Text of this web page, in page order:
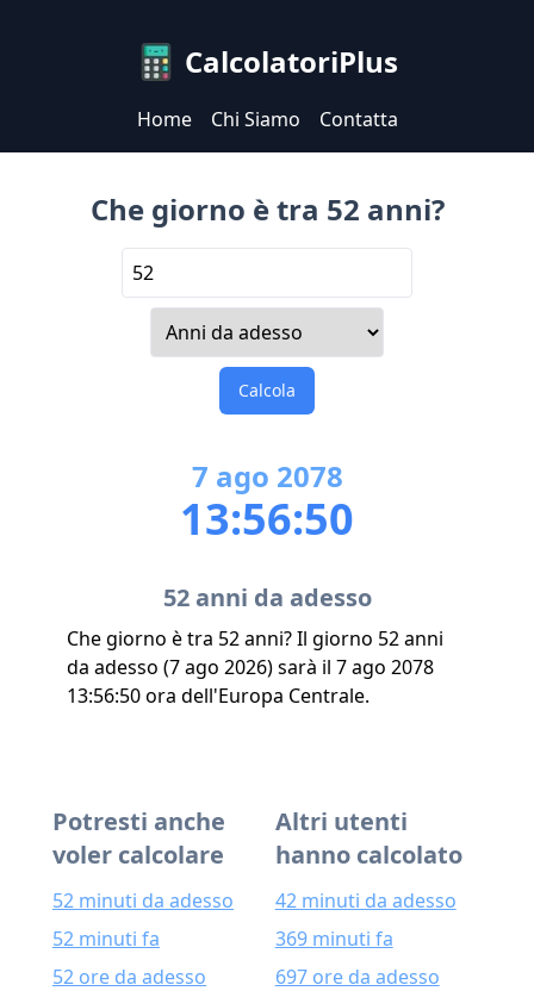
CalcolatoriPlus
Home Chi Siamo Contatta
Che giorno è tra 52 anni?
Calcola
7 ago 2078
13:56:50
52 anni da adesso
Che giorno è tra 52 anni? Il giorno 52 anni
da adesso (7 ago 2026) sarà il 7 ago 2078
13:56:50 ora dell'Europa Centrale.
Potresti anche
voler calcolare
52 minuti da adesso
52 minuti fa
52 ore da adesso
Altri utenti
hanno calcolato
42 minuti da adesso
369 minuti fa
697 ore da adesso